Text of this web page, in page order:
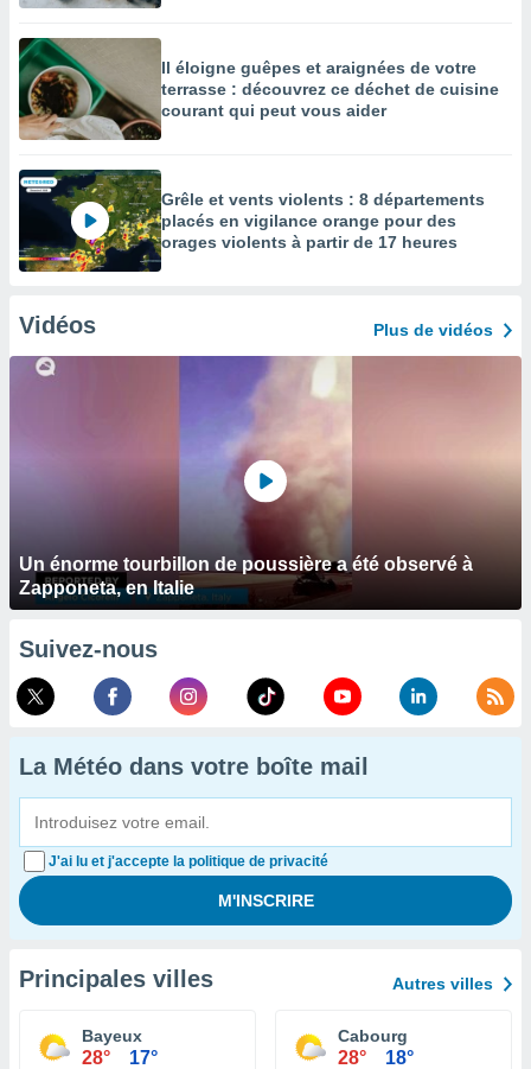
Il éloigne guêpes et araignées de votre
terrasse : découvrez ce déchet de cuisine
courant qui peut vous aider
Grêle et vents violents : 8 départements
placés en vigilance orange pour des
orages violents à partir de 17 heures
Vidéos Plus de vidéos
Un énorme tourbillon de poussière a été observé à
Zapponeta, en Italie
Suivez-nous
La Météo dans votre boîte mail
J'ai lu et j'accepte la politique de privacité
Principales villes Autres villes
Bayeux
28° 17°
Cabourg
28° 18°